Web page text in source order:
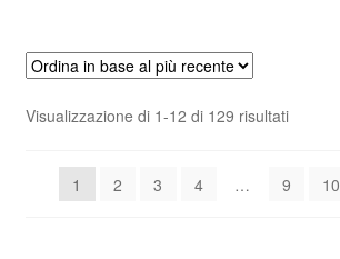
Visualizzazione di 1-12 di 129 risultatiOrdina
al
1 2 3 4 … 9 10